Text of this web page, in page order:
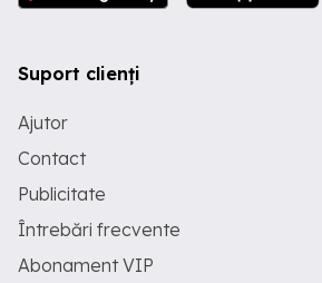
prosoape -
Suport clienți
Ajutor
Contact
Publicitate
Întrebări frecvente
Abonament VIP